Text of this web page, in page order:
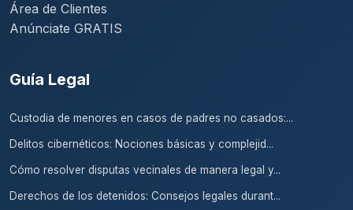
Área de Clientes
Anúnciate GRATIS
Guía Legal
Custodia de menores en casos de padres no casados:...
Delitos cibernéticos: Nociones básicas y complejid...
Cómo resolver disputas vecinales de manera legal y...
Derechos de los detenidos: Consejos legales durant...